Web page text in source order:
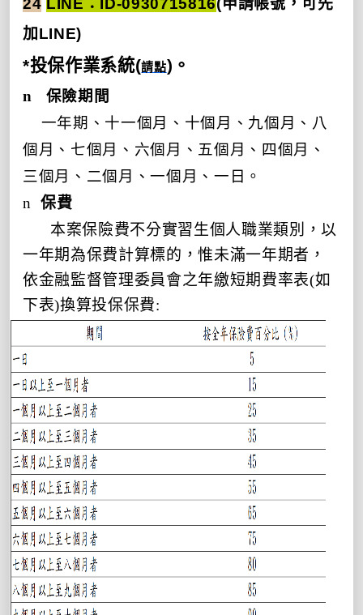
加LINE)
*投保作業系統(請點)。
n 保險期間
一年期、十一個月、十個月、九個月、八
個月、七個月、六個月、五個月、四個月、
三個月、二個月、一個月、一日。
n
保費
本案保險費不分實習生個人職業類別，以
一年期為保費計算標的，惟未滿一年期者，
依金融監督管理委員會之年繳短期費率表(如
下表)換算投保保費: